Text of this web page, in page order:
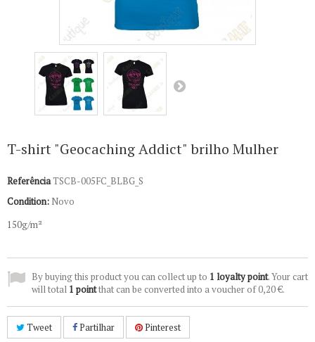
T-shirt "Geocaching Addict" brilho Mulher
ReferênciaTSCB-005FC_BLBG_S
Condition: Novo
150g/m²
By buying this product you can collect up to 1 loyalty point. Your cart
will total 1 pointthat can be converted into a voucher of0,20 €.
Tweet Partilhar Pinterest